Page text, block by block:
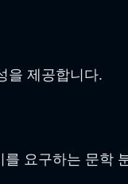
을 제공합니다.
요구하는 문학